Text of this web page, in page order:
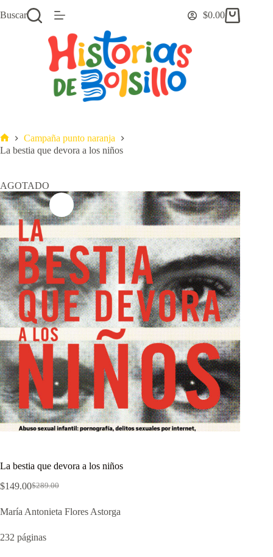
al
Buscar
Carro
$0.00
Inicio
Campaña punto naranja
La bestia que devora a los niños
AGOTADO
La bestia que devora a los niños
$289.00
El
original
$289.00.
$149.00El
actual
$149.00.
María Antonieta Flores Astorga
232 páginas